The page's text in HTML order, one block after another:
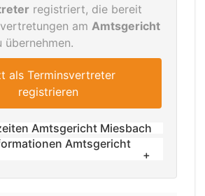
registriert, die bereit
am Amtsgericht
übernehmen.
als Terminsvertreter
registrieren
Amtsgericht Miesbach
Donnerstag: 08:00 bis 16:00
Amtsgericht